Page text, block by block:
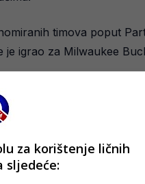
timova poput
je igrao za Milwaukee
prema sportu, ali i
za korištenje ličnih
sljedeće: